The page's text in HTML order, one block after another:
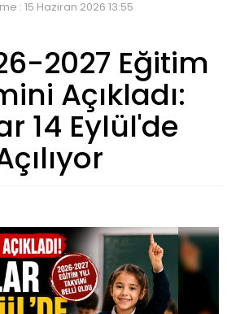
: 15 Haziran 2026 13:55
2027 Eğitim
Açıkladı:
14 Eylül'de